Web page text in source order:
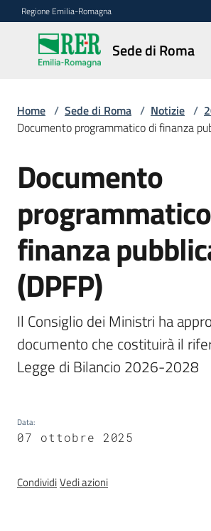
Vai al contenuto
Vai alla navigazione
Vai al footer
Regione Emilia-Romagna
Sede di Roma
Sede
di
della
Sede
Conferenze
interistituzionali
Temi
Home / Sede di Roma / Notizie /
Documento programmatico di finanza
Salta al contenuto
Documento
finanza
(DPFP)
Il Consiglio dei Ministri ha
documento che costituirà il
Legge di Bilancio 2026-2028
Data:
07 ottobre 2025
CondividiVedi azioni